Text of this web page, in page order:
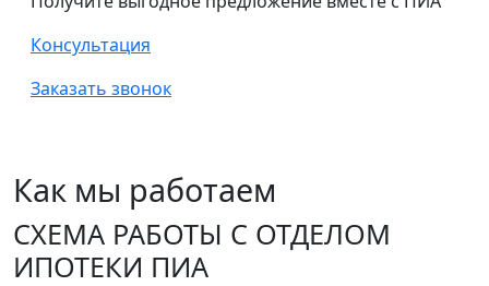
Консультация
Заказать звонок
Как мы работаем
СХЕМА РАБОТЫ С ОТДЕЛОМ
ИПОТЕКИ ПИА